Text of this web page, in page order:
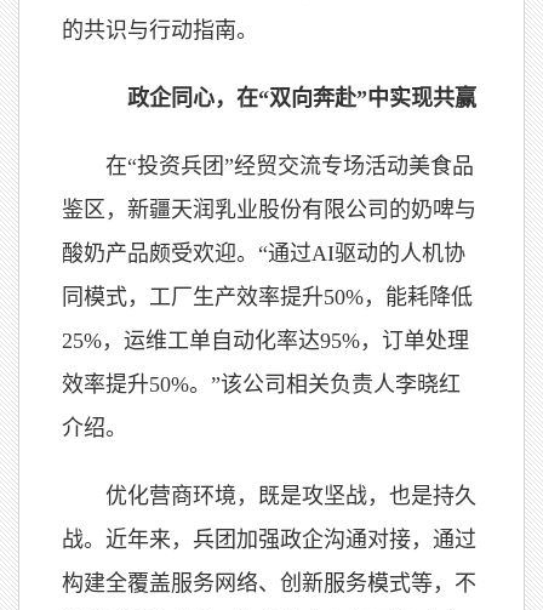
的共识与行动指南。
政企同心，在“双向奔赴”中实现共赢
在“投资兵团”经贸交流专场活动美食品
鉴区，新疆天润乳业股份有限公司的奶啤与
酸奶产品颇受欢迎。“通过AI驱动的人机协
同模式，工厂生产效率提升50%，能耗降低
25%，运维工单自动化率达95%，订单处理
效率提升50%。”该公司相关负责人李晓红
介绍。
优化营商环境，既是攻坚战，也是持久
战。近年来，兵团加强政企沟通对接，通过
构建全覆盖服务网络、创新服务模式等，不